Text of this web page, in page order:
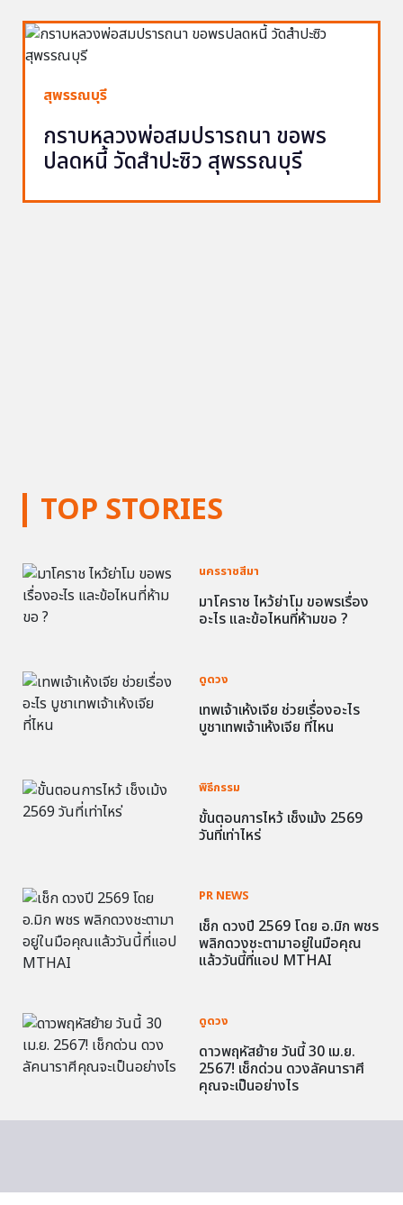
TOP STORIES
นครราชสีมา
มาโคราช ไหว้ย่าโม ขอพรเรื่อง
อะไร และข้อไหนที่ห้ามขอ ?
ดูดวง
เทพเจ้าเห้งเจีย ช่วยเรื่องอะไร
บูชาเทพเจ้าเห้งเจีย ที่ไหน
พิธีกรรม
ขั้นตอนการไหว้ เช็งเม้ง 2569
วันที่เท่าไหร่
PR NEWS
เช็ก ดวงปี 2569 โดย อ.มิก พชร
พลิกดวงชะตามาอยู่ในมือคุณ
แล้ววันนี้ที่แอป MTHAI
ดูดวง
ดาวพฤหัสย้าย วันนี้ 30 เม.ย.
2567! เช็กด่วน ดวงลัคนาราศี
คุณจะเป็นอย่างไร
สุพรรณบุรี
กราบหลวงพ่อสมปรารถนา ขอพร
ปลดหนี้ วัดสำปะซิว สุพรรณบุรี